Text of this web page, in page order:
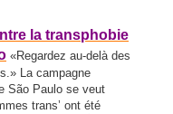
la transphobie
«Regardez au-delà des
La campagne
São Paulo se veut
trans’ ont été